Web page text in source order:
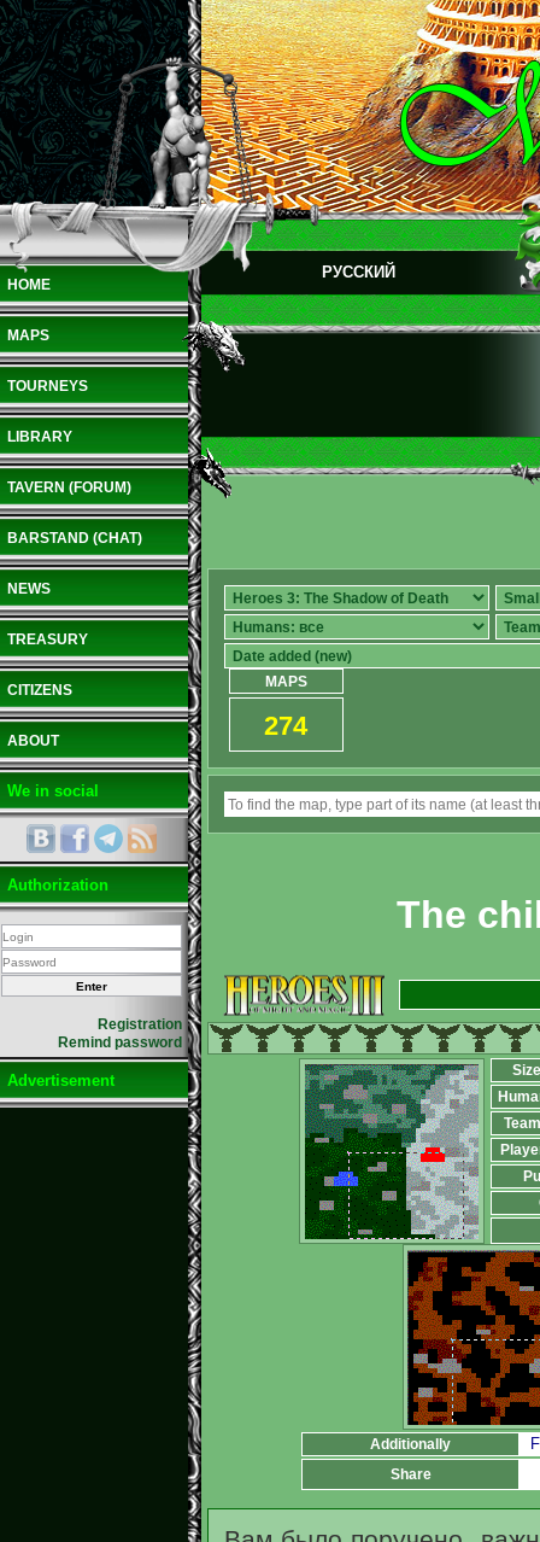
HOME
MAPS
TOURNEYS
LIBRARY
TAVERN (FORUM)
BARSTAND (CHAT)
NEWS
TREASURY
CITIZENS
ABOUT
We in social
Authorization
Registration
Remind password
Advertisement
РУССКИЙ
MAPS
274
The
Size
Additionally
Share